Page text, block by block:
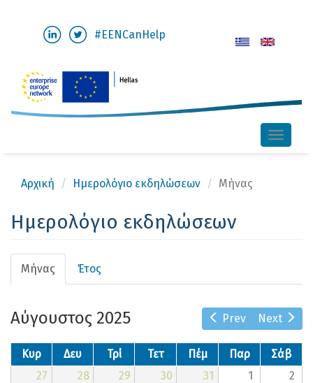
περιεχόμενο
#EENCanHelp
Toggle
Αρχική Ημερολόγιο εκδηλώσεων Μήνας
Ημερολόγιο εκδηλώσεων
Πρωτεύουσες
καρτέλες
Μήνας (ενεργή
καρτέλα)
Έτος
Prev Next
Αύγουστος 2025
Κυρ Δευ Τρί Τετ Πέμ Παρ
Σάβ
27
28 29 30 31 1 2